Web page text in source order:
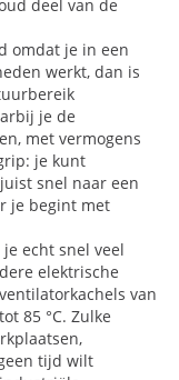
deel van de
omdat je in een
werkt, dan is
je de
met vermogens
je kunt
snel naar een
je begint met
echt snel veel
elektrische
van
85 °C. Zulke
tijd wilt